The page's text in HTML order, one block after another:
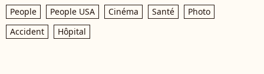
People People USA Cinéma Santé
Photo
Accident
Hôpital